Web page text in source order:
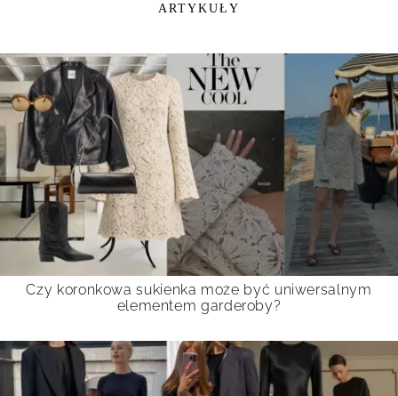
ARTYKUŁY
Czy koronkowa sukienka może być uniwersalnym
elementem garderoby?